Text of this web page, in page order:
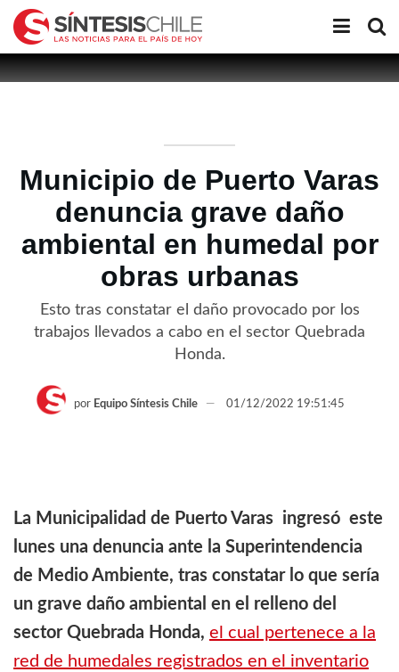
Municipio de Puerto Varas
denuncia grave daño
ambiental en humedal por
obras urbanas
Esto tras constatar el daño provocado por los
trabajos llevados a cabo en el sector Quebrada
Honda.
por Equipo Síntesis Chile 01/12/2022 19:51:45
La Municipalidad de Puerto Varas ingresó este
lunes una denuncia ante la Superintendencia
de Medio Ambiente, tras constatar lo que sería
un grave daño ambiental en el relleno del
sector Quebrada Honda, el cual pertenece a la
red de humedales registrados en el inventario